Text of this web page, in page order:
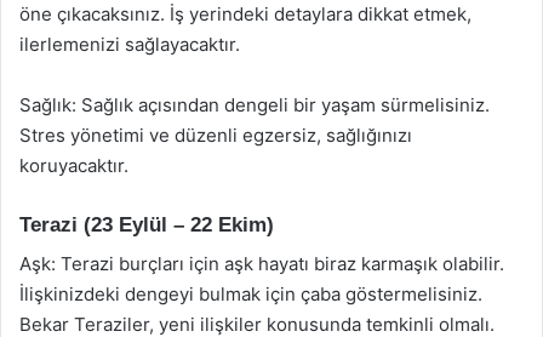
öne çıkacaksınız. İş yerindeki detaylara dikkat etmek,
ilerlemenizi sağlayacaktır.
Sağlık: Sağlık açısından dengeli bir yaşam sürmelisiniz.
Stres yönetimi ve düzenli egzersiz, sağlığınızı
koruyacaktır.
Terazi (23 Eylül – 22 Ekim)
Aşk: Terazi burçları için aşk hayatı biraz karmaşık olabilir.
İlişkinizdeki dengeyi bulmak için çaba göstermelisiniz.
Bekar Teraziler, yeni ilişkiler konusunda temkinli olmalı.